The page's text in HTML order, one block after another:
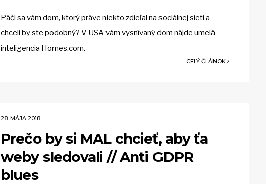
Páči sa vám dom, ktorý práve niekto zdieľal na sociálnej sieti a
chceli by ste podobný? V USA vám vysnívaný dom nájde umelá
inteligencia Homes.com.
CELÝ ČLÁNOK
28. MÁJA 2018
Prečo by si MAL chcieť, aby ťa
weby sledovali // Anti GDPR
blues